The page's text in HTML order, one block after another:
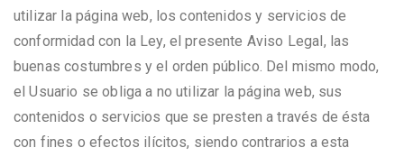
utilizar la página web, los contenidos y servicios de
conformidad con la Ley, el presente Aviso Legal, las
buenas costumbres y el orden público. Del mismo modo,
el Usuario se obliga a no utilizar la página web, sus
contenidos o servicios que se presten a través de ésta
con fines o efectos ilícitos, siendo contrarios a esta